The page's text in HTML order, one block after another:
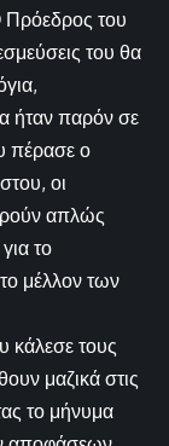
Πρόεδρος του
του θα
ήταν παρόν σε
πέρασε ο
οι
απλώς
το
μέλλον των
κάλεσε τους
μαζικά στις
το μήνυμα